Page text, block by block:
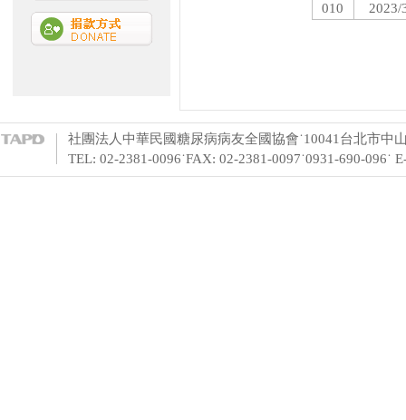
010
2023/
社團法人中華民國糖尿病病友全國協會˙10041台北市中
TEL: 02-2381-0096˙FAX: 02-2381-0097˙0931-690-096˙